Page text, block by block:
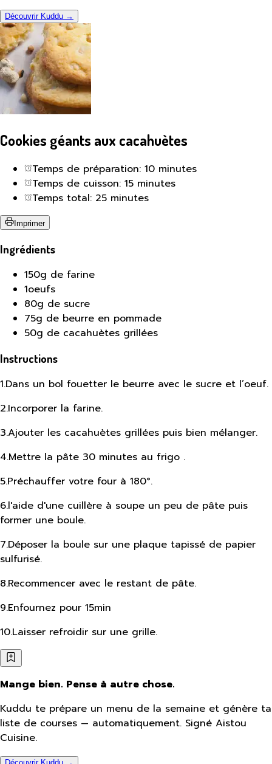
Découvrir Kuddu →
Cookies géants aux cacahuètes
Temps de préparation: 10 minutes
Temps de cuisson: 15 minutes
Temps total: 25 minutes
Imprimer
Ingrédients
150g de farine
1oeufs
80g de sucre
75g de beurre en pommade
50g de cacahuètes grillées
Instructions
1.Dans un bol fouetter le beurre avec le sucre et l’oeuf.
2.Incorporer la farine.
3.Ajouter les cacahuètes grillées puis bien mélanger.
4.Mettre la pâte 30 minutes au frigo .
5.Préchauffer votre four à 180°.
6.l'aide d'une cuillère à soupe un peu de pâte puis
former une boule.
7.Déposer la boule sur une plaque tapissé de papier
sulfurisé.
8.Recommencer avec le restant de pâte.
9.Enfournez pour 15min
10.Laisser refroidir sur une grille.
Mange bien. Pense à autre chose.
Kuddu te prépare un menu de la semaine et génère ta
liste de courses — automatiquement. Signé Aistou
Cuisine.